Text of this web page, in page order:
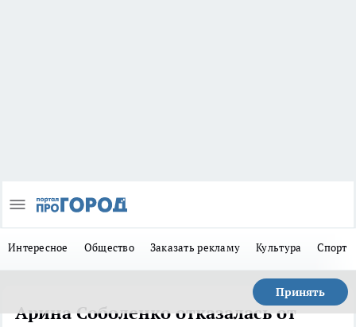
Интересное Общество Заказать рекламу Культура Спорт
Принять
Арина Соболенко отказалась от